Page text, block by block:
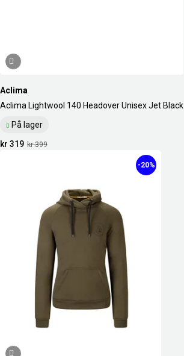
Aclima
Aclima Lightwool 140 Headover Unisex Jet Black
På lager
kr 399
kr 319
-20%